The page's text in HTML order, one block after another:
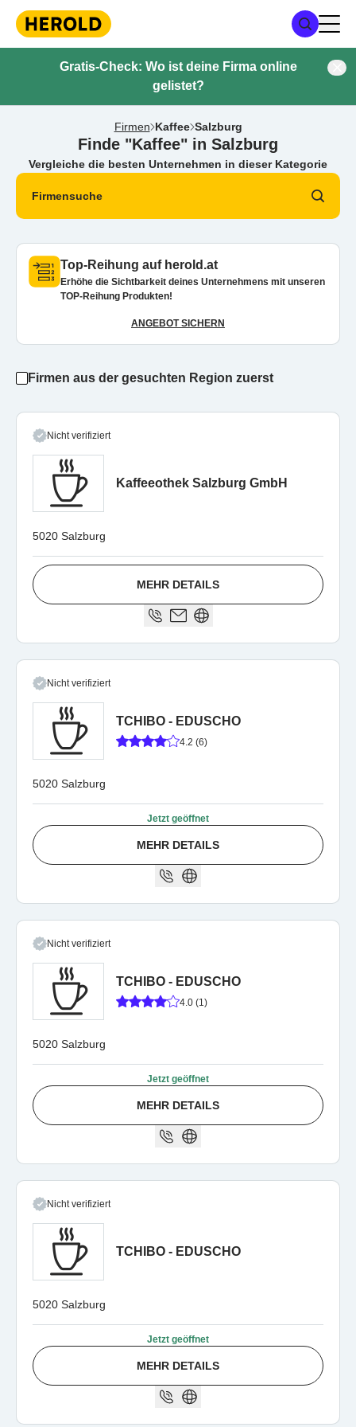
Gratis-Check: Wo ist deine Firma online
gelistet?
Firmen Kaffee Salzburg
Finde "Kaffee" in Salzburg
Vergleiche die besten Unternehmen in dieser Kategorie
Firmensuche
Top-Reihung auf herold.at
Erhöhe die Sichtbarkeit deines Unternehmens mit unseren
TOP-Reihung Produkten!
ANGEBOT SICHERN
Firmen aus der gesuchten Region zuerst
Nicht verifiziert
Kaffeeothek Salzburg GmbH
5020 Salzburg
MEHR DETAILS
Nicht verifiziert
TCHIBO - EDUSCHO
4.2 (6)
5020 Salzburg
Jetzt geöffnet
MEHR DETAILS
Nicht verifiziert
TCHIBO - EDUSCHO
4.0 (1)
5020 Salzburg
Jetzt geöffnet
MEHR DETAILS
Nicht verifiziert
TCHIBO - EDUSCHO
5020 Salzburg
Jetzt geöffnet
MEHR DETAILS